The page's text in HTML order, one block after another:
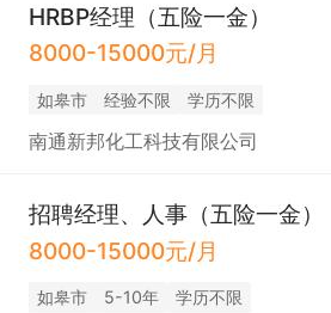
HRBP经理（五险一金）
8000-15000元/月
如皋市 经验不限 学历不限
南通新邦化工科技有限公司
招聘经理、人事（五险一金）
8000-15000元/月
如皋市 5-10年 学历不限